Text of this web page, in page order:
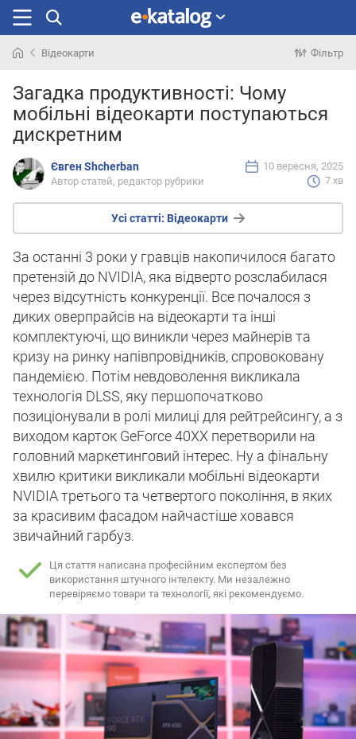
раніше
Відеокарти Фільтр
Загадка продуктивності: Чому
мобільні відеокарти поступаються
дискретним
Євген Shcherban
Автор статей, редактор рубрики 7 хв
10 вересня, 2025
Усі статті: Відеокарти
За останні 3 роки у гравців накопичилося багато
претензій до NVIDIA, яка відверто розслабилася
через відсутність конкуренції. Все почалося з
диких оверпрайсів на відеокарти та інші
комплектуючі, що виникли через майнерів та
кризу на ринку напівпровідників, спровоковану
пандемією. Потім невдоволення викликала
технологія DLSS, яку першопочатково
позиціонували в ролі милиці для рейтрейсингу, а з
виходом карток GeForce 40XX перетворили на
головний маркетинговий інтерес. Ну а фінальну
хвилю критики викликали мобільні відеокарти
NVIDIA третього та четвертого покоління, в яких
за красивим фасадом найчастіше ховався
звичайний гарбуз.
Ця стаття написана професійним експертом без
використання штучного інтелекту. Ми незалежно
перевіряємо товари та технології, які рекомендуємо.